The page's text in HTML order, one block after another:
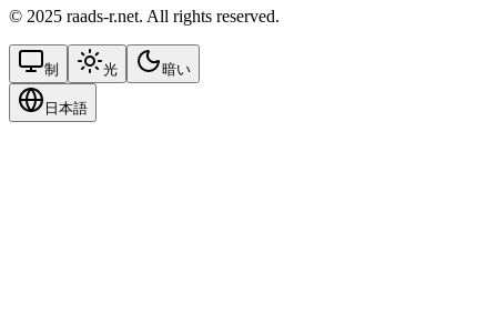
© 2025 raads-r.net. All rights reserved.
制 光 暗い
日本語